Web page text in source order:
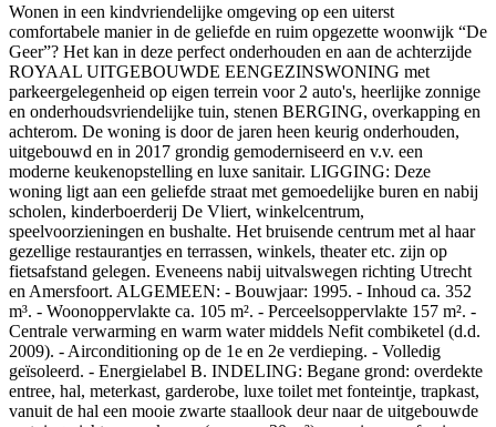
Wonen in een kindvriendelijke omgeving op een uiterst
comfortabele manier in de geliefde en ruim opgezette woonwijk “De
Geer”? Het kan in deze perfect onderhouden en aan de achterzijde
ROYAAL UITGEBOUWDE EENGEZINSWONING met
parkeergelegenheid op eigen terrein voor 2 auto's, heerlijke zonnige
en onderhoudsvriendelijke tuin, stenen BERGING, overkapping en
achterom. De woning is door de jaren heen keurig onderhouden,
uitgebouwd en in 2017 grondig gemoderniseerd en v.v. een
moderne keukenopstelling en luxe sanitair. LIGGING: Deze
woning ligt aan een geliefde straat met gemoedelijke buren en nabij
scholen, kinderboerderij De Vliert, winkelcentrum,
speelvoorzieningen en bushalte. Het bruisende centrum met al haar
gezellige restaurantjes en terrassen, winkels, theater etc. zijn op
fietsafstand gelegen. Eveneens nabij uitvalswegen richting Utrecht
en Amersfoort. ALGEMEEN: - Bouwjaar: 1995. - Inhoud ca. 352
m³. - Woonoppervlakte ca. 105 m². - Perceelsoppervlakte 157 m². -
Centrale verwarming en warm water middels Nefit combiketel (d.d.
2009). - Airconditioning op de 1e en 2e verdieping. - Volledig
geïsoleerd. - Energielabel B. INDELING: Begane grond: overdekte
entree, hal, meterkast, garderobe, luxe toilet met fonteintje, trapkast,
vanuit de hal een mooie zwarte staallook deur naar de uitgebouwde